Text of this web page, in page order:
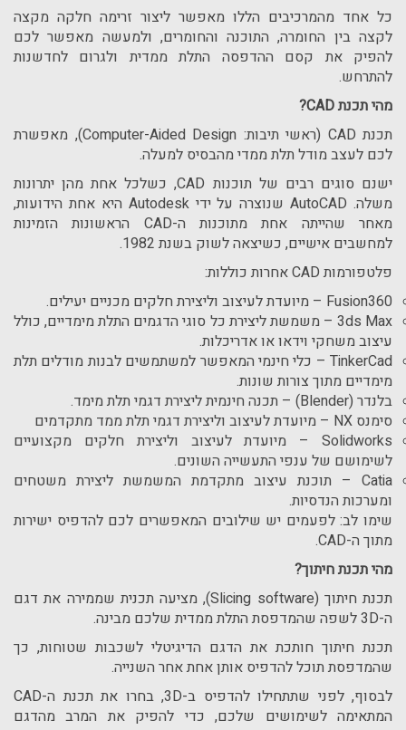
כל אחד מהמרכיבים הללו מאפשר ליצור זרימה חלקה מקצה
לקצה בין החומרה, התוכנה והחומרים, ולמעשה מאפשר לכם
להפיק את קסם ההדפסה התלת ממדית ולגרום לחדשנות
להתרחש.
מהי תכנתCAD
?
תכנת CAD (ראשי תיבות: Computer-Aided Design), מאפשרת
לכם לעצב מודל תלת ממדי מהבסיס למעלה.
ישנם סוגים רבים של תוכנות CAD, כשלכל אחת מהן יתרונות
משלה. AutoCADשנוצרה על ידיAutodesk היא אחת הידועות,
מאחר שהייתה אחת מתוכנות ה-CAD הראשונות הזמינות
למחשבים אישיים, כשיצאה לשוק בשנת 1982.
פלטפורמות CADאחרות כוללות:
Fusion360 – מיועדת לעיצוב וליצירת חלקים מכניים יעילים.
3ds Max – משמשת ליצירת כל סוגי הדגמים התלת מימדיים, כולל
עיצוב משחקי וידאו או אדריכלות.
TinkerCad – כלי חינמי המאפשר למשתמשים לבנות מודלים תלת
מימדיים מתוך צורות שונות.
בלנדר (Blender) – תכנה חינמית ליצירת דגמי תלת מימד.
סימנס NX – מיועדת לעיצוב וליצירת דגמי תלת ממד מתקדמים
Solidworks – מיועדת לעיצוב וליצירת חלקים מקצועיים
לשימושם של ענפי התעשייה השונים.
Catia – תוכנת עיצוב מתקדמת המשמשת ליצירת משטחים
ומערכות הנדסיות.
שימו לב: לפעמים יש שילובים המאפשרים לכם להדפיס ישירות
מתוך ה-CAD
.
מהי תכנת חיתוך?
תכנת חיתוך (Slicing software), מציעה תכנית שממירה את דגם
ה-3Dלשפה שהמדפסת התלת ממדית שלכם מבינה.
תכנת חיתוך חותכת את הדגם הדיגיטלי לשכבות שטוחות, כך
שהמדפסת תוכל להדפיס אותן אחת אחר השנייה.
לבסוף, לפני שתתחילו להדפיס ב-3D, בחרו את תכנת ה-CAD
המתאימה לשימושים שלכם, כדי להפיק את המרב מהדגם